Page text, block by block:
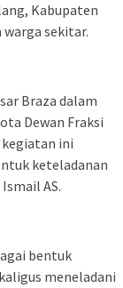
Kabupaten
sekitar.
Braza dalam
Dewan Fraksi
ini
keteladanan
AS.
bentuk
meneladani